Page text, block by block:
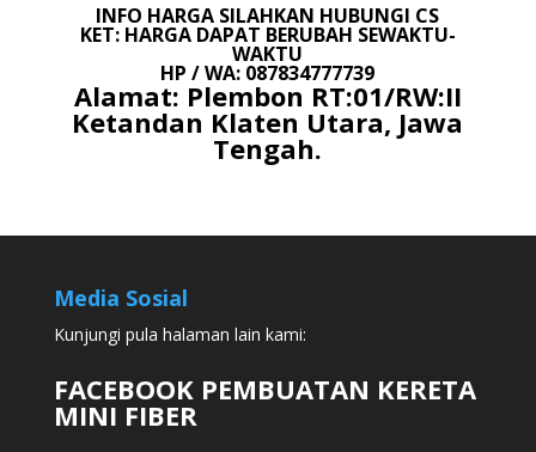
INFO HARGA SILAHKAN HUBUNGI CS
KET: HARGA DAPAT BERUBAH SEWAKTU-
WAKTU
HP / WA: 087834777739
Alamat: Plembon RT:01/RW:II
Ketandan Klaten Utara, Jawa
Tengah.
Media Sosial
Kunjungi pula halaman lain kami:
FACEBOOK PEMBUATAN KERETA
MINI FIBER